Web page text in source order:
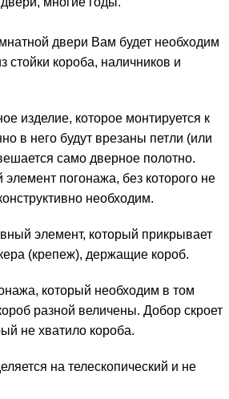
двери Вам будет необходим
и
изделие, которое монтируется к
в него будут врезаны петли (или
само дверное полотно.
погонажа, без которого не
необходим.
который прикрывает
(крепеж), держащие короб.
который необходим в том
разной величены. Добор скроет
не хватило короба.
на телескопический и не